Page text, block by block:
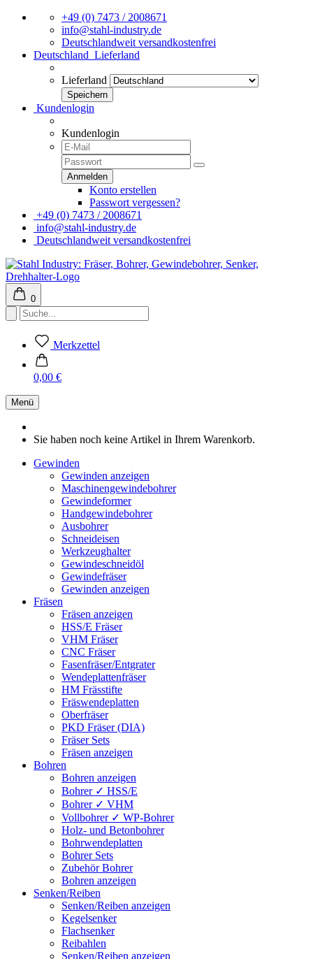
+49 (0) 7473 / 2008671
info@stahl-industry.de
Deutschlandweit versandkostenfrei
Deutschland Lieferland
Lieferland
Kundenlogin
Kundenlogin
Konto erstellen
Passwort vergessen?
+49 (0) 7473 / 2008671
info@stahl-industry.de
Deutschlandweit versandkostenfrei
0
Merkzettel
0,00 €
Menü
Sie haben noch keine Artikel in Ihrem Warenkorb.
Gewinden
Gewinden anzeigen
Maschinengewindebohrer
Gewindeformer
Handgewindebohrer
Ausbohrer
Schneideisen
Werkzeughalter
Gewindeschneidöl
Gewindefräser
Gewinden anzeigen
Fräsen
Fräsen anzeigen
HSS/E Fräser
VHM Fräser
CNC Fräser
Fasenfräser/Entgrater
Wendeplattenfräser
HM Frässtifte
Fräswendeplatten
Oberfräser
PKD Fräser (DIA)
Fräser Sets
Fräsen anzeigen
Bohren
Bohren anzeigen
Bohrer ✓ HSS/E
Bohrer ✓ VHM
Vollbohrer ✓ WP-Bohrer
Holz- und Betonbohrer
Bohrwendeplatten
Bohrer Sets
Zubehör Bohrer
Bohren anzeigen
Senken/Reiben
Senken/Reiben anzeigen
Kegelsenker
Flachsenker
Reibahlen
Senken/Reiben anzeigen